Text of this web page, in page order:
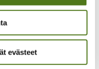
evästeet